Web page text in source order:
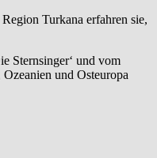
Turkana erfahren sie,
Sternsinger‘ und vom
und Osteuropa